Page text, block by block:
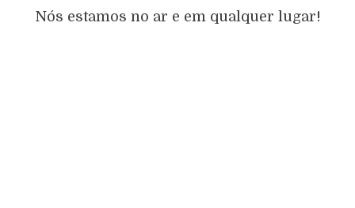
Nós estamos no ar e em qualquer lugar!